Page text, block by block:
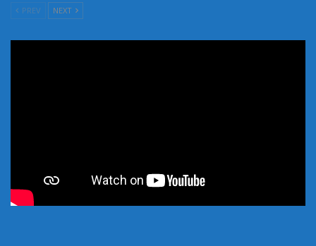
PREV NEXT